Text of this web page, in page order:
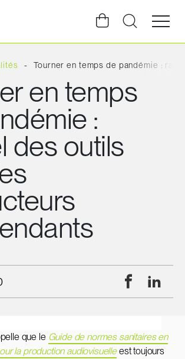
Ouvrir
la
du
Tourner en temps de pandémie :
en temps
:
des outils
Facebook
que le Guide de normes sanitaires en
la production audiovisuelleest toujours